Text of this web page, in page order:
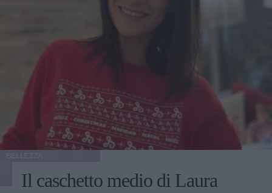
Il caschetto medio di Laura